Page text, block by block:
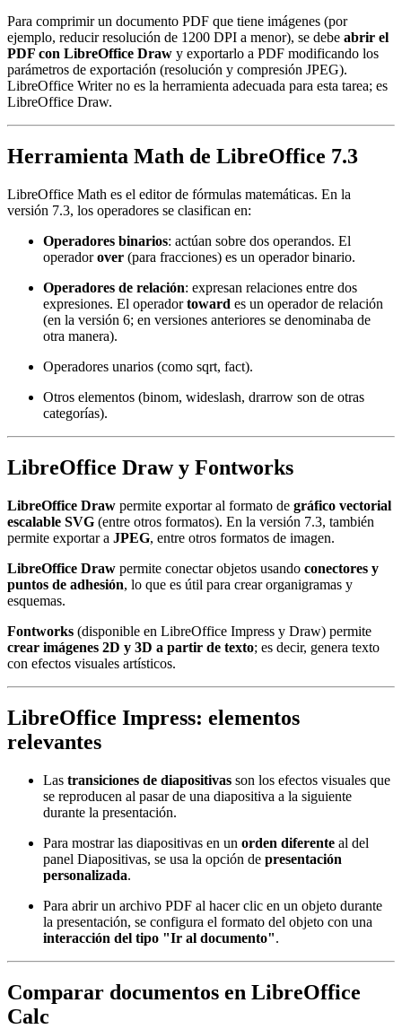
Para comprimir un documento PDF que tiene imágenes (por
ejemplo, reducir resolución de 1200 DPI a menor), se debe abrir el
PDF con LibreOffice Draw y exportarlo a PDF modificando los
parámetros de exportación (resolución y compresión JPEG).
LibreOffice Writer no es la herramienta adecuada para esta tarea; es
LibreOffice Draw.
Herramienta Math de LibreOffice 7.3
LibreOffice Math es el editor de fórmulas matemáticas. En la
versión 7.3, los operadores se clasifican en:
Operadores binarios: actúan sobre dos operandos. El
operadorover (para fracciones) es un operador binario.
Operadores de relación: expresan relaciones entre dos
expresiones. El operadortoward es un operador de relación
(en la versión 6; en versiones anteriores se denominaba de
otra manera).
Operadores unarios (como sqrt, fact).
Otros elementos (binom, wideslash, drarrow son de otras
categorías).
LibreOffice Draw y Fontworks
LibreOffice Draw permite exportar al formato de gráfico vectorial
escalable SVG (entre otros formatos). En la versión 7.3, también
permite exportar a JPEG, entre otros formatos de imagen.
LibreOffice Draw permite conectar objetos usando conectores y
puntos de adhesión, lo que es útil para crear organigramas y
esquemas.
Fontworks (disponible en LibreOffice Impress y Draw) permite
crear imágenes 2D y 3D a partir de texto; es decir, genera texto
con efectos visuales artísticos.
LibreOffice Impress: elementos
relevantes
Las transiciones de diapositivas son los efectos visuales que
se reproducen al pasar de una diapositiva a la siguiente
durante la presentación.
Para mostrar las diapositivas en un orden diferente al del
panel Diapositivas, se usa la opción de presentación
personalizada.
Para abrir un archivo PDF al hacer clic en un objeto durante
la presentación, se configura el formato del objeto con una
interacción del tipo "Ir al documento".
Comparar documentos en LibreOffice
Calc